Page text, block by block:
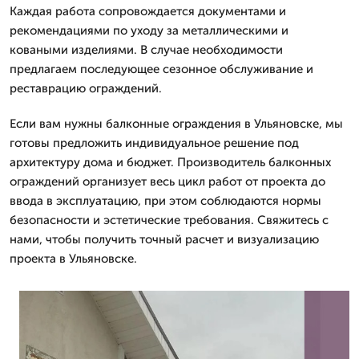
Каждая работа сопровождается документами и
рекомендациями по уходу за металлическими и
коваными изделиями. В случае необходимости
предлагаем последующее сезонное обслуживание и
реставрацию ограждений.
Если вам нужны балконные ограждения в Ульяновске, мы
готовы предложить индивидуальное решение под
архитектуру дома и бюджет. Производитель балконных
ограждений организует весь цикл работ от проекта до
ввода в эксплуатацию, при этом соблюдаются нормы
безопасности и эстетические требования. Свяжитесь с
нами, чтобы получить точный расчет и визуализацию
проекта в Ульяновске.